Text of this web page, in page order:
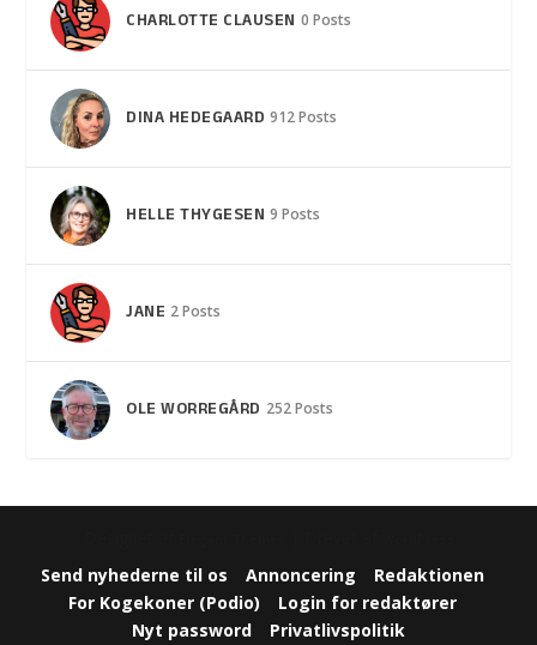
CHARLOTTE CLAUSEN 0 Posts
DINA HEDEGAARD 912 Posts
HELLE THYGESEN 9 Posts
JANE 2 Posts
OLE WORREGÅRD 252 Posts
Send nyhederne til os Annoncering
Redaktionen
For Kogekoner (Podio)
Login for redaktører
Nyt password
Privatlivspolitik